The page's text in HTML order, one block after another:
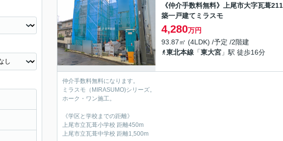
《仲介手数料無料》上尾市大字瓦葺
築一戸建てミラスモ
4,280万円
93.87㎡ (4LDK) /予定 /2階建
東北本線 「東大宮 」駅 徒歩16分
仲介手数料無料になります。
ミラスモ（MIRASUMO)シリーズ。
ホーク・ワン施工。
《学区と学校までの距離》
上尾市立瓦葺小学校 距離450m
上尾市立瓦葺中学校 距離1,500m